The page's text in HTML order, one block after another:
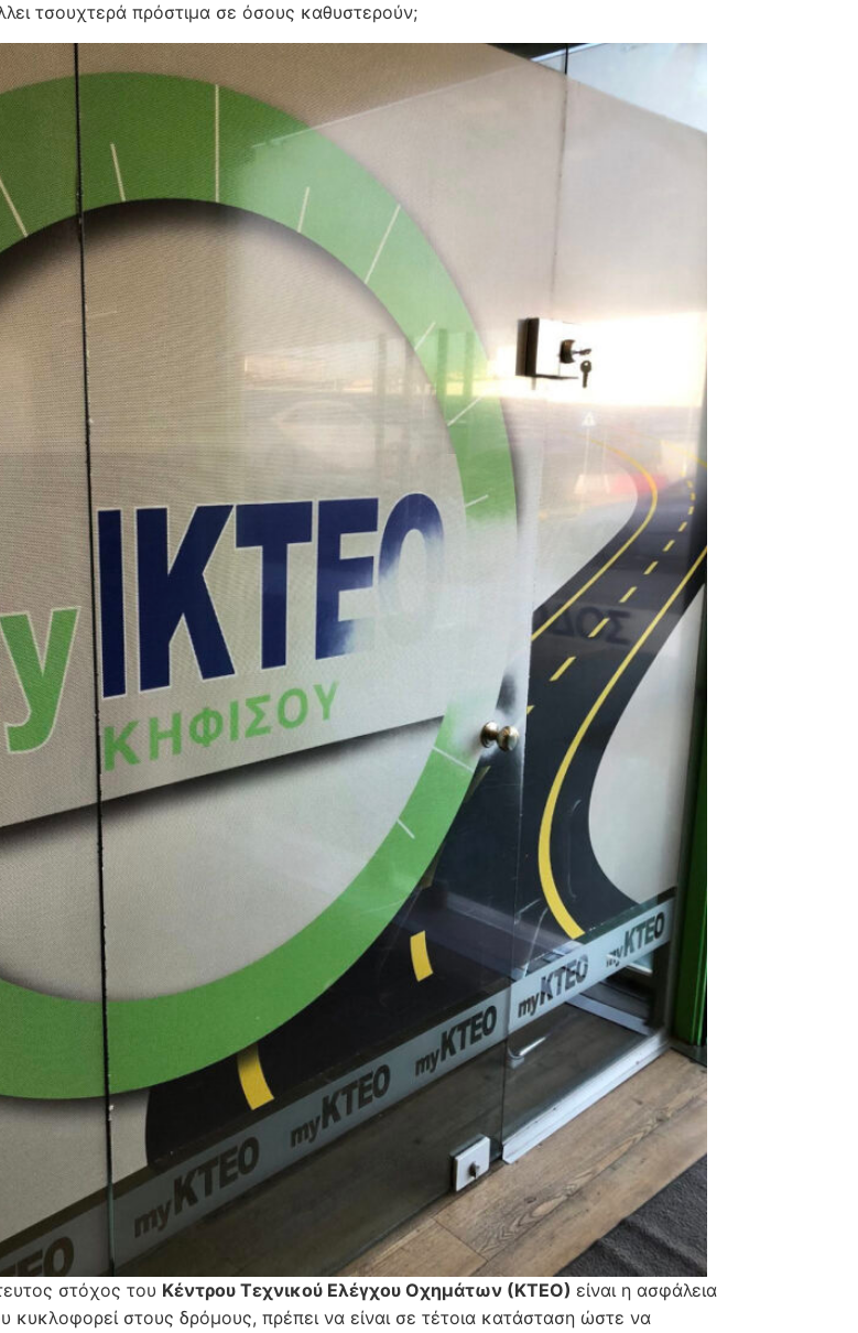
τσουχτερά πρόστιμα σε όσους καθυστερούν;
στόχος του Κέντρου Τεχνικού Ελέγχου Οχημάτων (ΚΤΕΟ) είναι η ασφάλεια
στους δρόμους, πρέπει να είναι σε τέτοια κατάσταση ώστε να